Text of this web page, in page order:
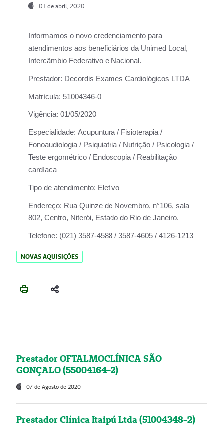
01 de abril, 2020
Informamos o novo credenciamento para
atendimentos aos beneficiários da Unimed Local,
Intercâmbio Federativo e Nacional.
Prestador: Decordis Exames Cardiológicos LTDA
Matrícula: 51004346-0
Vigência: 01/05/2020
Especialidade: Acupuntura / Fisioterapia /
Fonoaudiologia / Psiquiatria / Nutrição / Psicologia /
Teste ergométrico / Endoscopia / Reabilitação
cardíaca
Tipo de atendimento: Eletivo
Endereço: Rua Quinze de Novembro, n°106, sala
802, Centro, Niterói, Estado do Rio de Janeiro.
Telefone: (021) 3587-4588 / 3587-4605 / 4126-1213
NOVAS AQUISIÇÕES
Prestador OFTALMOCLÍNICA SÃO
GONÇALO (55004164-2)
07 de Agosto de 2020
Prestador Clínica Itaipú Ltda (51004348-2)